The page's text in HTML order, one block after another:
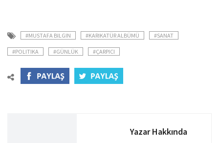
#MUSTAFA BILGIN #KARIKATÜR ALBÜMÜ #SANAT
#POLITIKA #GÜNLÜK #ÇARPICI
Yazar Hakkında